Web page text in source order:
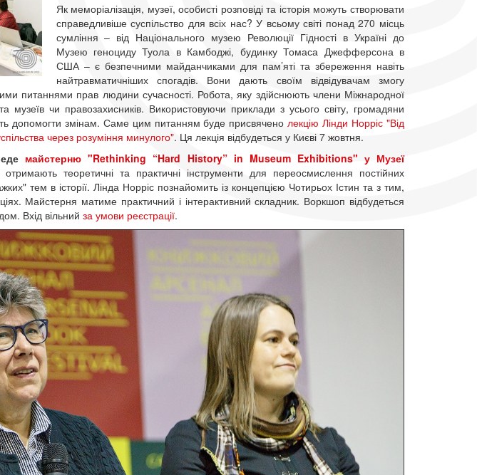
Як меморіалізація, музеї, особисті розповіді та історія можуть створювати
справедливіше суспільство для всіх нас? У всьому світі понад 270 місць
сумління – від Національного музею Революції Гідності в Україні до
Музею геноциду Туола в Камбоджі, будинку Томаса Джефферсона в
США – є безпечними майданчиками для пам’яті та збереження навіть
найтравматичніших спогадів. Вони дають своїм відвідувачам змогу
питаннями прав людини сучасності. Робота, яку здійснюють члени Міжнародної
музеїв чи правозахисників. Використовуючи приклади з усього світу, громадяни
допомогти змінам. Саме цим питанням буде присвячено лекцію Лінди Норріс "Від
через розуміння минулого". Ця лекція відбудеться у Києві 7 жовтня.
майстерню "Rethinking “Hard History” in Museum Exhibitions" у Музеї
отримають теоретичні та практичні інструменти для переосмислення постійних
тем в історії. Лінда Норріс познайомить із концепцією Чотирьох Істин та з тим,
Майстерня матиме практичний і інтерактивний складник. Воркшоп відбудеться
Вхід вільний за умови реєстрації.